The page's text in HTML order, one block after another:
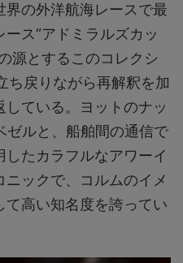
の外洋航海レースで最
ス“アドミラルズカッ
源とするこのコレクシ
ち戻りながら再解釈を加
ている。ヨットのナッ
ゼルと、船舶間の通信で
たカラフルなアワーイ
ックで、コルムのイメ
高い知名度を誇ってい